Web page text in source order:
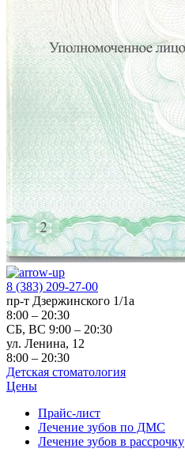
8 (383) 209-27-00
пр-т Дзержинского 1/1а
8:00 – 20:30
СБ, ВС 9:00 – 20:30
ул. Ленина, 12
8:00 – 20:30
Детская стоматология
Цены
Прайс-лист
Лечение зубов по ДМС
Лечение зубов в рассрочку